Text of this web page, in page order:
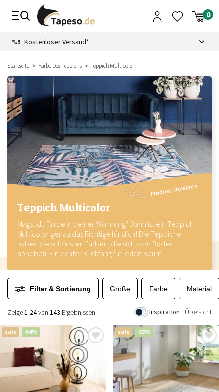
Zusammenbruch
Kostenloser Versand*
Startseite Farbe Des Teppichs Teppich Multicolor
Teppich Multicolor
Magst du Farbe in deiner Wohnung? Dann ist ein Teppich
Multicolor genau das Richtige für dich! Die Teppiche
haben die schönsten Farben, die sich vom Boden
abheben. Ein echter Blickfang für jeden Raum.
Produkt anzeigen
Filter & Sortierung Größe Farbe Material
Inspiration Übersicht
Zeige1-24von 143 Ergebnissen
sale -54% sale -33%